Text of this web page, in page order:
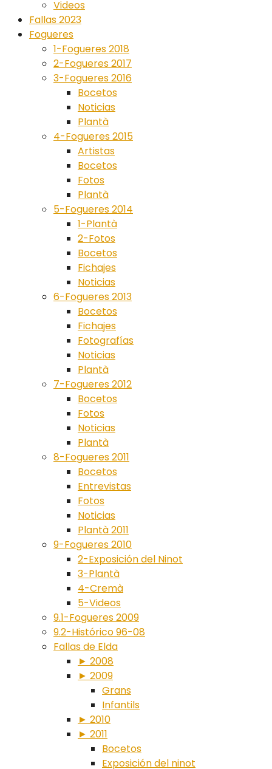
Videos
Fallas 2023
Fogueres
1-Fogueres 2018
2-Fogueres 2017
3-Fogueres 2016
Bocetos
Noticias
Plantà
4-Fogueres 2015
Artistas
Bocetos
Fotos
Plantà
5-Fogueres 2014
1-Plantà
2-Fotos
Bocetos
Fichajes
Noticias
6-Fogueres 2013
Bocetos
Fichajes
Fotografías
Noticias
Plantà
7-Fogueres 2012
Bocetos
Fotos
Noticias
Plantà
8-Fogueres 2011
Bocetos
Entrevistas
Fotos
Noticias
Plantà 2011
9-Fogueres 2010
2-Exposición del Ninot
3-Plantà
4-Cremà
5-Videos
9.1-Fogueres 2009
9.2-Histórico 96-08
Fallas de Elda
► 2008
► 2009
Grans
Infantils
► 2010
► 2011
Bocetos
Exposición del ninot